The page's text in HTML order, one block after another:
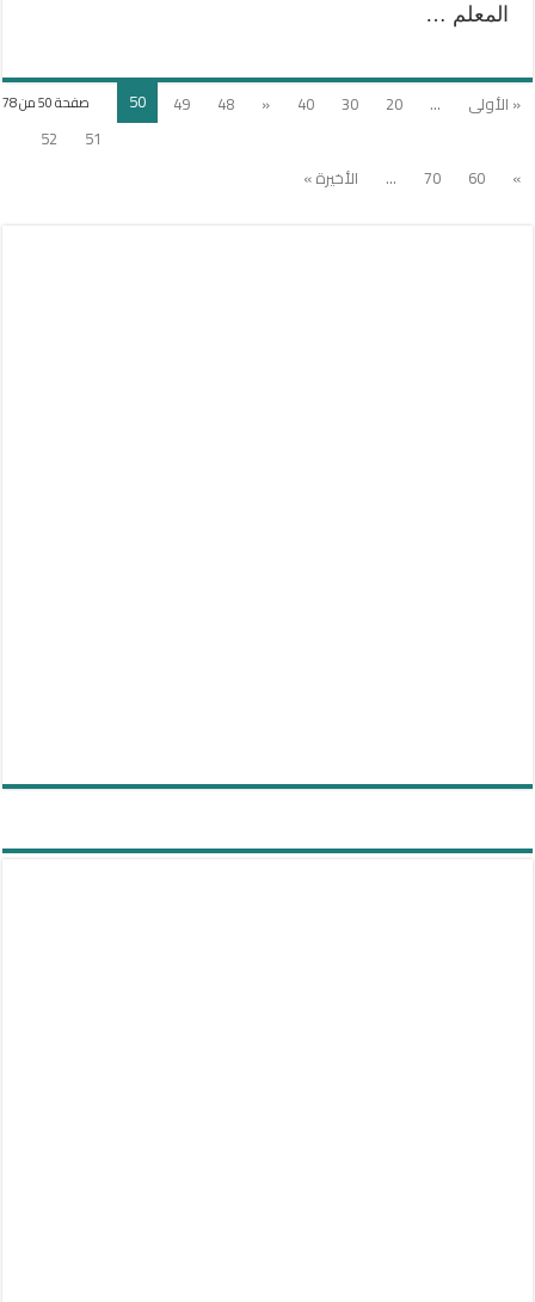
المعلم …
صفحة 50 من 78 « الأولى ...
20
30
40
«
48
49
50
51
52
»
60
70
... الأخيرة »